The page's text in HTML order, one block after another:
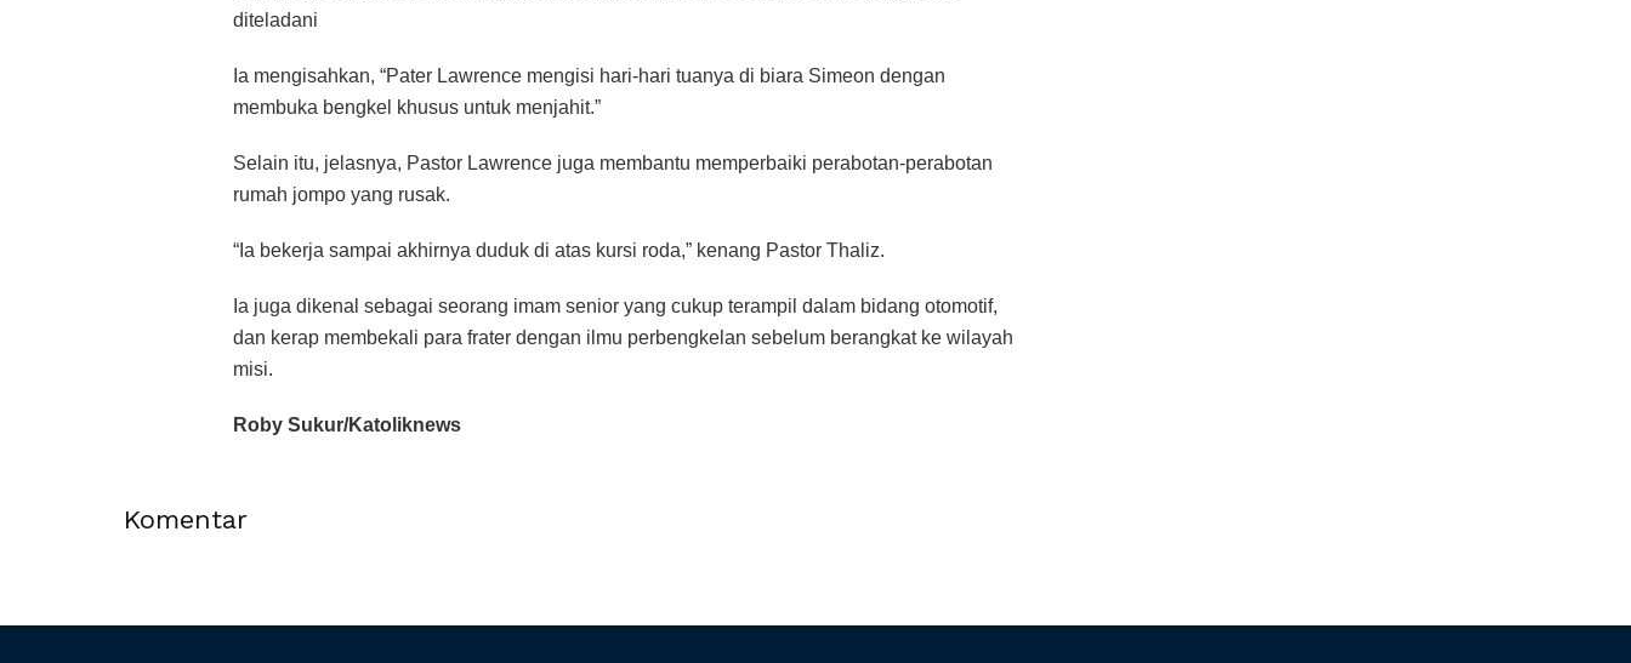
diteladani
Ia mengisahkan, “Pater Lawrence mengisi hari-hari tuanya di biara Simeon dengan
membuka bengkel khusus untuk menjahit.”
Selain itu, jelasnya, Pastor Lawrence juga membantu memperbaiki perabotan-perabotan
rumah jompo yang rusak.
“Ia bekerja sampai akhirnya duduk di atas kursi roda,” kenang Pastor Thaliz.
Ia juga dikenal sebagai seorang imam senior yang cukup terampil dalam bidang otomotif,
dan kerap membekali para frater dengan ilmu perbengkelan sebelum berangkat ke wilayah
misi.
Roby Sukur/Katoliknews
Komentar